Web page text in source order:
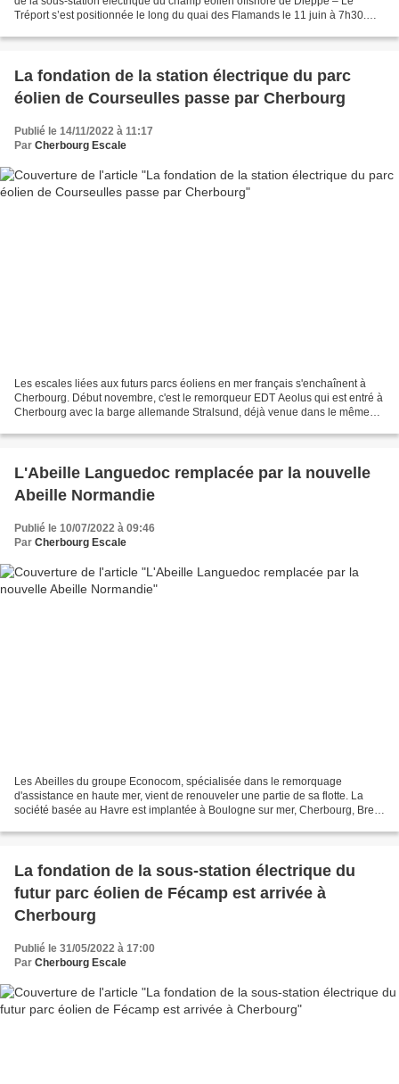
Tréport s’est positionnée le long du quai des Flamands le 11 juin à 7h30.
La fondation de la station électrique du parc
éolien de Courseulles passe par Cherbourg
Publié le 14/11/2022 à 11:17
Par Cherbourg Escale
Les escales liées aux futurs parcs éoliens en mer français s'enchaînent à
Cherbourg. Début novembre, c'est le remorqueur EDT Aeolus qui est entré à
Cherbourg avec la barge allemande Stralsund, déjà venue dans le même
L'Abeille Languedoc remplacée par la nouvelle
Abeille Normandie
Publié le 10/07/2022 à 09:46
Par Cherbourg Escale
Les Abeilles du groupe Econocom, spécialisée dans le remorquage
d'assistance en haute mer, vient de renouveler une partie de sa flotte. La
société basée au Havre est implantée à Boulogne sur mer, Cherbourg, Brest
La fondation de la sous-station électrique du
futur parc éolien de Fécamp est arrivée à
Cherbourg
Publié le 31/05/2022 à 17:00
Par Cherbourg Escale